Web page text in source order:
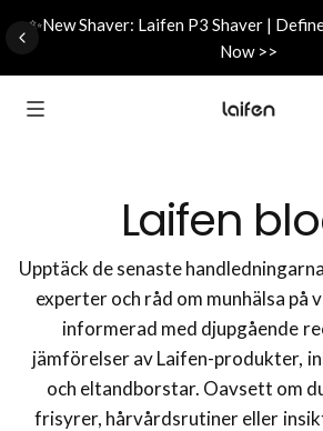
✨New Shaver: Laifen P3 Shaver |
Now >>
Laifen
Upptäck de senaste
experter och råd om munhälsa på
informerad med djupgående
jämförelser av Laifen-produkter,
och eltandborstar. Oavsett om
frisyrer, hårvårdsrutiner eller